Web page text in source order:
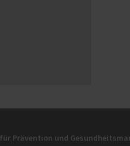
Prävention und